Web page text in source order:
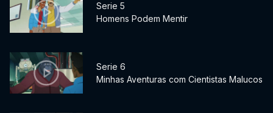
Serie 5
Homens Podem Mentir
Serie 6
Minhas Aventuras com Cientistas Malucos